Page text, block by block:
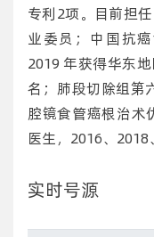
专利2项。目前担
业委员；中国抗
2019 年获得华东
名；肺段切除组第
腔镜食管癌根治术
医生，2016、2018
实时号源